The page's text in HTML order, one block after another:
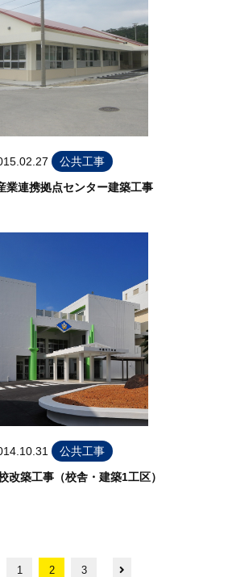
公共工事
業連携拠点センター建築工事
公共工事
改築工事（校舎・建築1工区）
1 2 3